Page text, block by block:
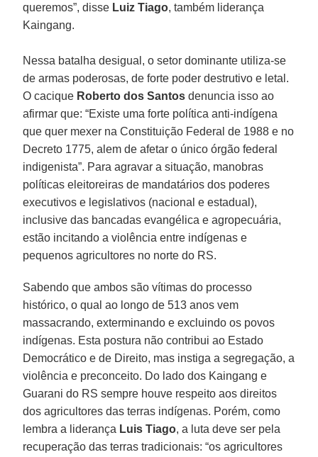
queremos”, disse Luiz Tiago, também liderança
Kaingang.
Nessa batalha desigual, o setor dominante utiliza-se
de armas poderosas, de forte poder destrutivo e letal.
O cacique Roberto dos Santos denuncia isso ao
afirmar que: “Existe uma forte política anti-indígena
que quer mexer na Constituição Federal de 1988 e no
Decreto 1775, alem de afetar o único órgão federal
indigenista”. Para agravar a situação, manobras
políticas eleitoreiras de mandatários dos poderes
executivos e legislativos (nacional e estadual),
inclusive das bancadas evangélica e agropecuária,
estão incitando a violência entre indígenas e
pequenos agricultores no norte do RS.
Sabendo que ambos são vítimas do processo
histórico, o qual ao longo de 513 anos vem
massacrando, exterminando e excluindo os povos
indígenas. Esta postura não contribui ao Estado
Democrático e de Direito, mas instiga a segregação, a
violência e preconceito. Do lado dos Kaingang e
Guarani do RS sempre houve respeito aos direitos
dos agricultores das terras indígenas. Porém, como
lembra a liderança Luis Tiago, a luta deve ser pela
recuperação das terras tradicionais: “os agricultores